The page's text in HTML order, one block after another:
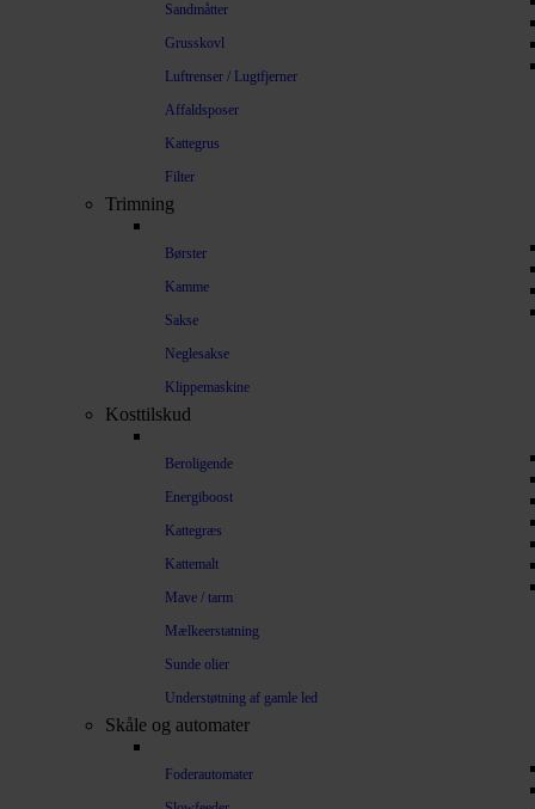
Sandmåtter
Grusskovl
Luftrenser / Lugtfjerner
Affaldsposer
Kattegrus
Filter
Trimning
Børster
Kamme
Sakse
Neglesakse
Klippemaskine
Kosttilskud
Beroligende
Energiboost
Kattegræs
Kattemalt
Mave / tarm
Mælkeerstatning
Sunde olier
Understøtning af gamle led
Skåle og automater
Foderautomater